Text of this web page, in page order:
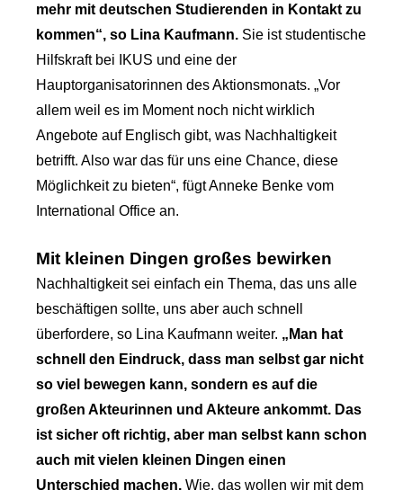
mehr mit deutschen Studierenden in Kontakt zu
kommen“, so Lina Kaufmann. Sie ist studentische
Hilfskraft bei IKUS und eine der
Hauptorganisatorinnen des Aktionsmonats. „Vor
allem weil es im Moment noch nicht wirklich
Angebote auf Englisch gibt, was Nachhaltigkeit
betrifft. Also war das für uns eine Chance, diese
Möglichkeit zu bieten“, fügt Anneke Benke vom
International Office an.
Mit kleinen Dingen großes bewirken
Nachhaltigkeit sei einfach ein Thema, das uns alle
beschäftigen sollte, uns aber auch schnell
überfordere, so Lina Kaufmann weiter. „Man hat
schnell den Eindruck, dass man selbst gar nicht
so viel bewegen kann, sondern es auf die
großen Akteurinnen und Akteure ankommt. Das
ist sicher oft richtig, aber man selbst kann schon
auch mit vielen kleinen Dingen einen
Unterschied machen. Wie, das wollen wir mit dem